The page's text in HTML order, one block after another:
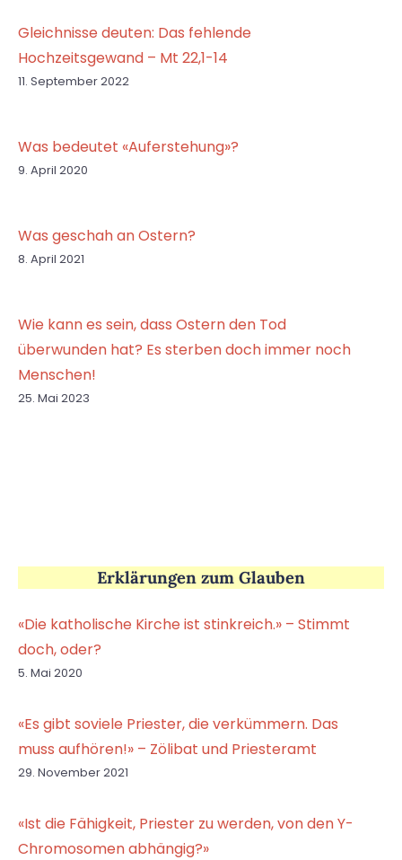
Gleichnisse deuten: Das fehlende
Hochzeitsgewand – Mt 22,1-14
11. September 2022
Was bedeutet «Auferstehung»?
9. April 2020
Was geschah an Ostern?
8. April 2021
Wie kann es sein, dass Ostern den Tod
überwunden hat? Es sterben doch immer noch
Menschen!
25. Mai 2023
Erklärungen zum Glauben
«Die katholische Kirche ist stinkreich.» – Stimmt
doch, oder?
5. Mai 2020
«Es gibt soviele Priester, die verkümmern. Das
muss aufhören!» – Zölibat und Priesteramt
29. November 2021
«Ist die Fähigkeit, Priester zu werden, von den Y-
Chromosomen abhängig?»